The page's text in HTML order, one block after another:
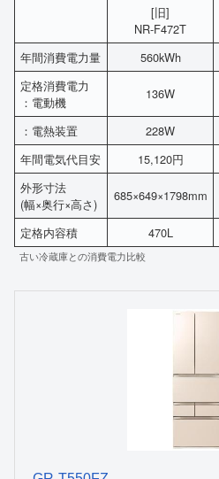
[旧]
NR-F472T
年間消費電力量
560kWh
定格消費電力
：電動機
136W
：電熱装置 228W
年間電気代目安
15,120円
外形寸法
(幅×奥行×高さ)
685×649×1798mm
定格内容積 470L
古い冷蔵庫との消費電力比較